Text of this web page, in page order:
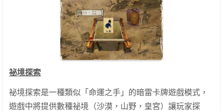
祕境探索
祕境探索是一種類似「命運之手」的暗雷卡牌遊戲模式，
遊戲中將提供數種祕境（沙漠，山野，皇宮）讓玩家探